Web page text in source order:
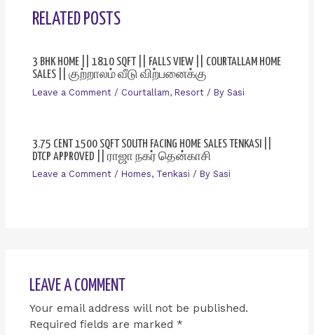
RELATED POSTS
3 BHK HOME || 1810 SQFT || FALLS VIEW || COURTALLAM HOME
SALES || குற்றாலம் வீடு விற்பனைக்கு
Leave a Comment / Courtallam, Resort/ By Sasi
3.75 CENT 1500 SQFT SOUTH FACING HOME SALES TENKASI ||
DTCP APPROVED || ராஜா நகர் தென்காசி
Leave a Comment / Homes, Tenkasi / By Sasi
LEAVE A COMMENT
Your email address will not be published.
Required fields are marked *